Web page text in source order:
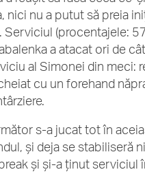
nici nu a putut să preia
Serviciul (procentajele:
a atacat ori de
al Simonei din meci:
cu un forehand
s-a jucat tot în
și deja se stabiliseră
și și-a ținut serviciul